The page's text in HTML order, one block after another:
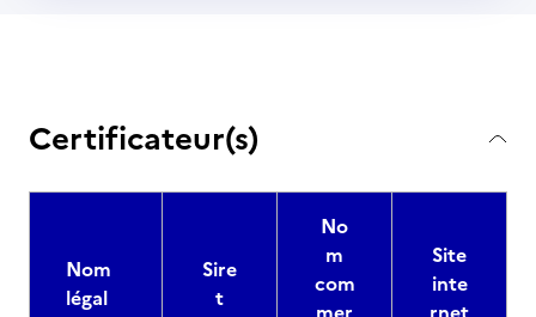
Certificateur(s)
Nom
légal
Sire
t
No
m
com
Site
inte